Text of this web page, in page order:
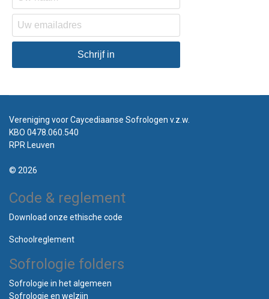
Schrijf in
Vereniging voor Caycediaanse Sofrologen v.z.w.
KBO 0478.060.540
RPR Leuven
© 2026
Code & reglement
Download onze ethische code
Schoolreglement
Sofrologie folders
Sofrologie in het algemeen
Sofrologie en welzijn